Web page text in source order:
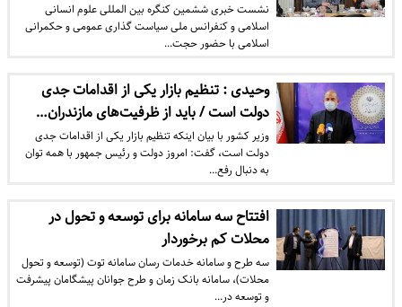
نشست خبری ششمین کنگره بین المللی علوم انسانی
اسلامی و کنفرانس ملی سیاست گذاری عمومی و حکمرانی
اسلامی با حضور حجت…
وحیدی : تنظیم بازار یکی از اقدامات جدی
دولت است / باید از ظرفیت‌های مازندران…
وزیر کشور با بیان اینکه تنظیم بازار یکی از اقدامات جدی
دولت است، گفت: امروز دولت و رئیس جمهور با همه توان
به دنبال رفع…
افتتاح سه سامانه برای توسعه و تحول در
محلات کم برخوردار
سه طرح و سامانه خدمات رسان سامانه توت (توسعه و تحول
محلات)، سامانه بانک زمان و طرح جوانان پیشگامان پیشرفت
و توسعه در…